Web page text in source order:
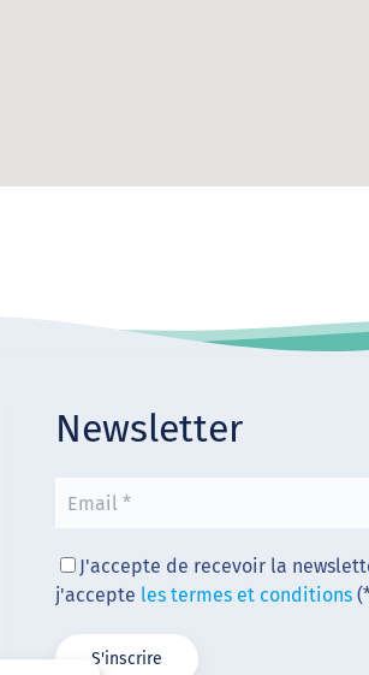
Newsletter
J'accepte de recevoir la
j'accepte les termes et conditions